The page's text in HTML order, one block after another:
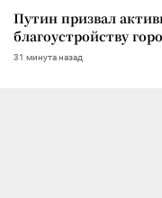
Путин призвал
благоустройству
31 минута назад